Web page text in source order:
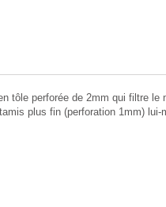
tôle perforée de 2mm qui filtre le
plus fin (perforation 1mm) lui-